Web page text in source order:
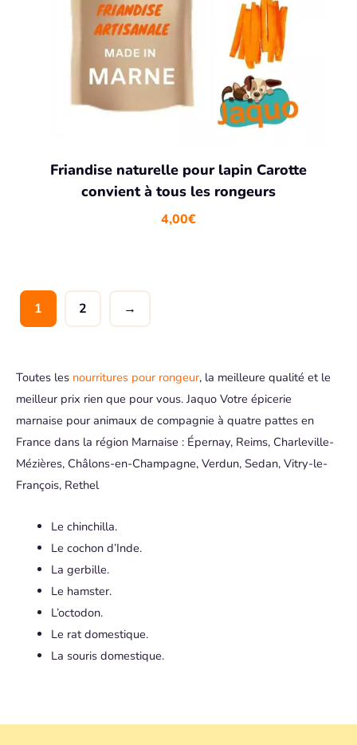
Friandise naturelle pour lapin Carotte
convient à tous les rongeurs
4,00€
1 2 →
Toutes les nourritures pour rongeur, la meilleure qualité et le
meilleur prix rien que pour vous. Jaquo Votre épicerie
marnaise pour animaux de compagnie à quatre pattes en
France dans la région Marnaise : Épernay, Reims, Charleville-
Mézières, Châlons-en-Champagne, Verdun, Sedan, Vitry-le-
François, Rethel
Le chinchilla.
Le cochon d’Inde.
La gerbille.
Le hamster.
L’octodon.
Le rat domestique.
La souris domestique.